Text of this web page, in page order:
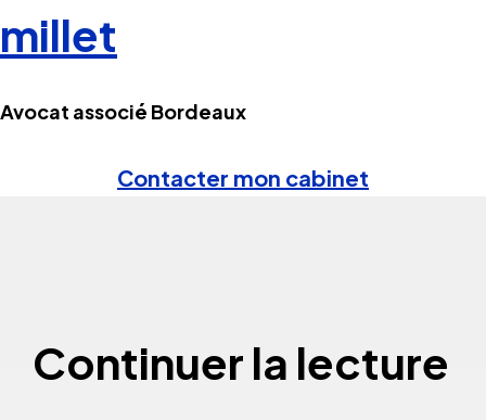
millet
Avocat associé Bordeaux
Contacter mon cabinet
Continuer la lecture